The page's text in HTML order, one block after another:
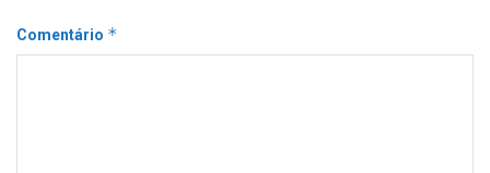
Comentário *